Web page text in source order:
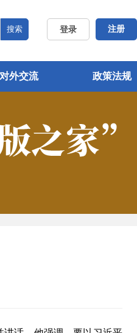
登录 注册
搜索
对外交流 政策法规